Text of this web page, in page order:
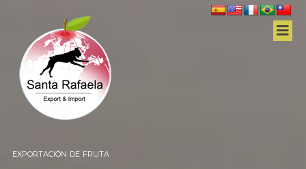
EXPORTACIÓN DE FRUTA